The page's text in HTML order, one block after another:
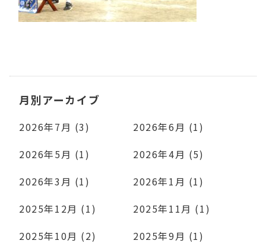
月別アーカイブ
2026年7月 (3)
2026年6月 (1)
2026年5月 (1)
2026年4月 (5)
2026年3月 (1)
2026年1月 (1)
2025年12月 (1)
2025年11月 (1)
2025年10月 (2)
2025年9月 (1)